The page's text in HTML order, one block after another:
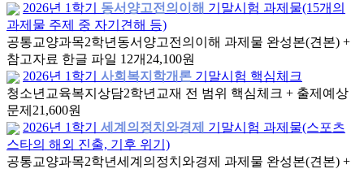
2026년 1학기
동서양고전의이해 기말시험 과제물(15개의
과제물 주제 중 자기견해 등)
공통교양과목2학년 동서양고전의이해 과제물 완성본(견본) +
참고자료 한글 파일 12개 24,100원
2026년 1학기
사회복지학개론 기말시험 핵심체크
청소년교육복지상담2학년 교재 전 범위 핵심체크 + 출제예상
문제 21,600원
2026년 1학기
세계의정치와경제 기말시험 과제물(스포츠
스타의 해외 진출, 기후 위기)
공통교양과목2학년세계의정치와경제 과제물 완성본(견본) +